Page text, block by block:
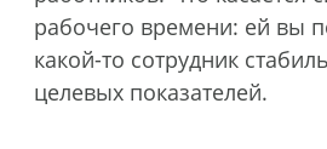
рабочего времени: ей вы
какой-то сотрудник
целевых показателей.